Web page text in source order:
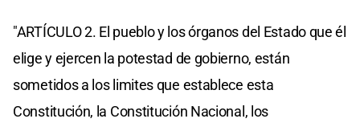
"ARTÍCULO 2. El pueblo y los órganos del Estado que él
elige y ejercen la potestad de gobierno, están
sometidos a los limites que establece esta
Constitución, la Constitución Nacional, los